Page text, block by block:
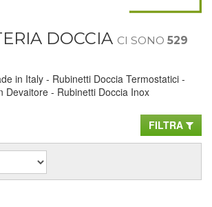
DOCCIA CI SONO 529
in Italy - Rubinetti Doccia Termostatici -
Devaitore - Rubinetti Doccia Inox
FILTRA